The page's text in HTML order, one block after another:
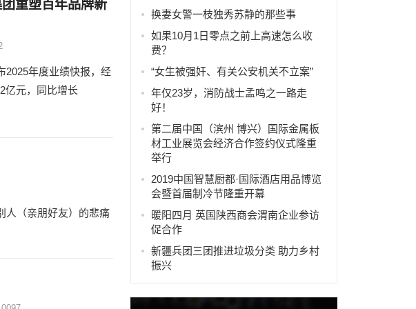
重塑百年品牌新
2025年度业绩快报，经
亿元，同比增长
人（亲朋好友）的悲痛
换妻女警一枝独秀苏静的那些事
如果10月1日零点之前上高速怎么收
费？
“女生被强奸、有关公安机关不立案”
年仅23岁，消防战士孟鸣之一路走
好！
第二届中国（滨州 博兴）国际金属板
材工业展览会经济合作签约仪式隆重
举行
2019中国智慧厨都·国际酒店用品博览
会暨首届制冷节隆重开幕
暖阳四月 英国陕西商会渭南企业参访
促合作
新疆兵团三团推进垃圾分类 助力乡村
振兴